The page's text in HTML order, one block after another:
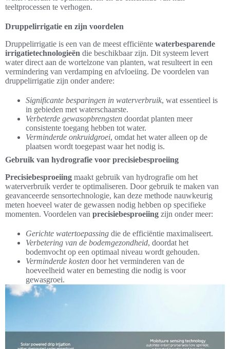
teeltprocessen te verhogen.
Druppelirrigatie en zijn voordelen
Druppelirrigatie is een van de meest efficiënte waterbesparende
irrigatietechnologieën die beschikbaar zijn. Dit systeem levert
water direct aan de wortelzone van planten, wat resulteert in een
vermindering van verdamping en afvloeiing. De voordelen van
druppelirrigatie zijn onder andere:
Significante besparingen in waterverbruik, wat essentieel is
in gebieden met waterschaarste.
Verbeterde gewasopbrengsten doordat planten meer
consistente toegang hebben tot water.
Verminderde onkruidgroei, omdat het water alleen op de
plaatsen wordt toegepast waar het nodig is.
Gebruik van hydrografie voor precisiebesproeiing
Precisiebesproeiing maakt gebruik van hydrografie om het
waterverbruik verder te optimaliseren. Door gebruik te maken van
geavanceerde sensortechnologie, kan deze methode nauwkeurig
meten hoeveel water de gewassen nodig hebben op specifieke
momenten. Voordelen van precisiebesproeiing zijn onder meer:
Gerichte watertoepassing die de efficiëntie maximaliseert.
Verbetering van de bodemgezondheid, doordat het
bodemvocht op een optimaal niveau wordt gehouden.
Verminderde kosten door het verminderen van de
hoeveelheid water en bemesting die nodig is voor
gewasgroei.